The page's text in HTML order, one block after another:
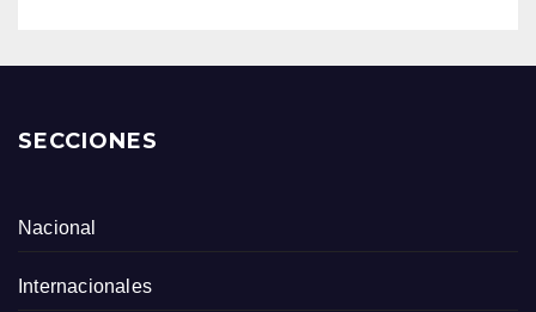
SECCIONES
Nacional
Internacionales